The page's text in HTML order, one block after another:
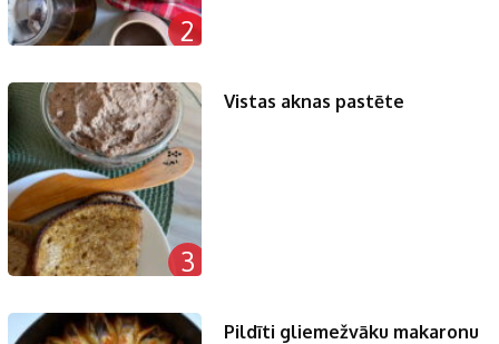
2
3
Vistas aknas pastēte
Pildīti gliemežvāku makaronu